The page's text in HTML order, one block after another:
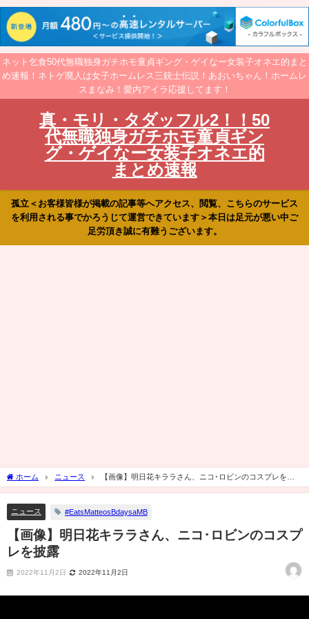
ネット乞食50代無職独身ガチホモ童貞ギング・ゲイなー女装子オネエ的まと
め速報！ネトゲ廃人は女子ホームレス三銃士伝説！あおいちゃん！ホームレ
スまなみ！愛内アイラ応援してます！
真・モリ・タダッフル2！！50
代無職独身ガチホモ童貞ギン
グ・ゲイなー女装子オネエ的
まとめ速報
孤立＜お客様皆様が掲載の記事等へアクセス、閲覧、こちらのサービス
を利用される事でかろうじて運営できています＞本日は足元が悪い中ご
足労頂き誠に有難うございます。
ホーム ニュース
【画像】明日花キララさん、ニコ･ロビンのコスプレを披
露
ニュース #EatsMatteosBdaysaMB
【画像】明日花キララさん、ニコ･ロビンのコスプ
レを披露
2022年11月2日 2022年11月2日